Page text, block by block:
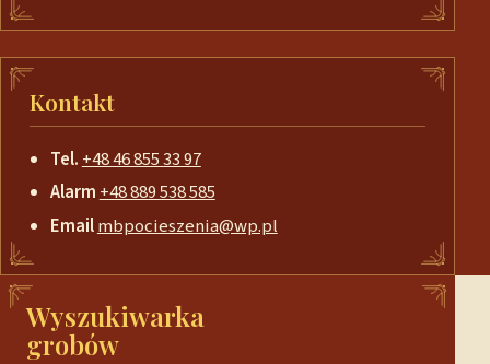
Kontakt
Tel. +48 46 855 33 97
Alarm+48 889 538 585
Emailmbpocieszenia@wp.pl
Wyszukiwarka
grobów